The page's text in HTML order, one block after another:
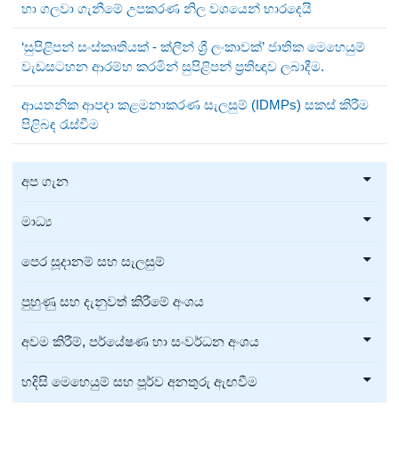
හා ගලවා ගැනීමේ උපකරණ නිල වශයෙන් භාරදෙයි
‘සුපිළිපන් සංස්කෘතියක් - ක්ලීන් ශ්‍රී ලංකාවක්’ ජාතික මෙහෙයුම්
වැඩසටහන ආරම්භ කරමින් සුපිළිපන් ප්‍රතිඥාව ලබාදීම.
ආයතනික ආපදා කළමනාකරණ සැලසුම් (IDMPs) සකස් කිරීම
පිළිබඳ රැස්වීම
අප ගැන
මාධ්‍ය
පෙර සූදානම් සහ සැලසුම්
පුහුණු සහ දැනුවත් කිරීමේ අංශය
අවම කිරීම්, පර්යේෂණ හා සංවර්ධන අංශය
හදිසි මෙහෙයුම් සහ පූර්ව අනතුරු ඇඟවීම